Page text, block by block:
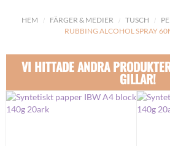
HEM FÄRGER & MEDIER TUSCH
RUBBING ALCOHOL SPRAY
VI HITTADE ANDRA
GILLAR!